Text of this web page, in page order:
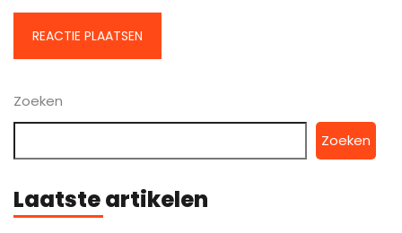
Zoeken
Zoeken
Laatste artikelen